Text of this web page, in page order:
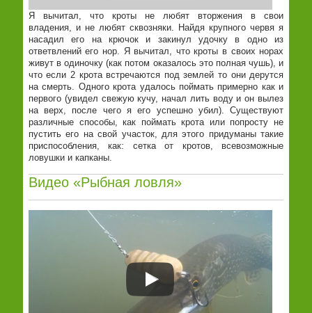
Я вычитал, что кроты не любят вторжения в свои
владения, и не любят сквозняки. Найдя крупного червя я
насадил его на крючок и закинул удочку в одно из
ответвлений его нор. Я вычитал, что кроты в своих норах
живут в одиночку (как потом оказалось это полная чушь), и
что если 2 крота встречаются под землей то они дерутся
на смерть. Одного крота удалось поймать примерно как и
первого (увидел свежую кучу, начал лить воду и он вылез
на верх, после чего я его успешно убил). Существуют
различные способы, как поймать крота или попросту не
пустить его на свой участок, для этого придуманы такие
приспособления, как: сетка от кротов, всевозможные
ловушки и капканы.
Видео «Рыбная ловля»